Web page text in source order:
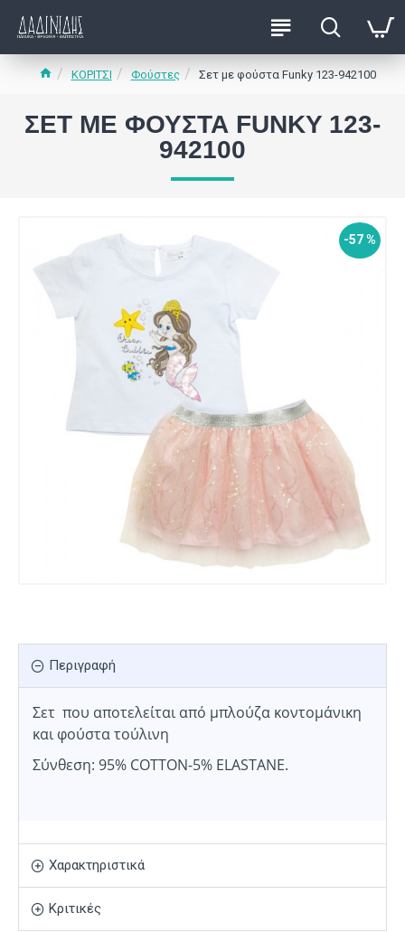
ΚΟΡΙΤΣΙ Φούστες Σετ με φούστα Funky 123-942100
ΣΕΤ ΜΕ ΦΟΎΣΤΑ FUNKY 123-
942100
-57 %
Περιγραφή
Σετ που αποτελείται από μπλούζα κοντομάνικη
και φούστα τούλινη
Σύνθεση: 95% COTTON-5% ELASTANE.
Χαρακτηριστικά
Κριτικές